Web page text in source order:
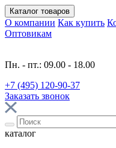
Каталог товаров
О компании Как купить
Оптовикам
Пн. - пт.: 09.00 - 18.00
+7 (495) 120-90-37
Заказать звонок
каталог